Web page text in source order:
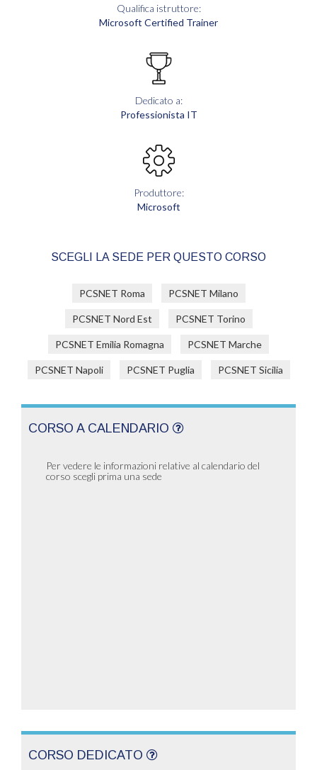
Qualifica istruttore:
Microsoft Certified Trainer
Dedicato a:
Professionista IT
Produttore:
Microsoft
SCEGLI LA SEDE PER QUESTO CORSO
PCSNET Roma PCSNET Milano
PCSNET Nord Est PCSNET Torino
PCSNET Emilia Romagna PCSNET Marche
PCSNET Napoli PCSNET Puglia PCSNET Sicilia
CORSO A CALENDARIO
Per vedere le informazioni relative al calendario del
corso scegli prima una sede
CORSO DEDICATO